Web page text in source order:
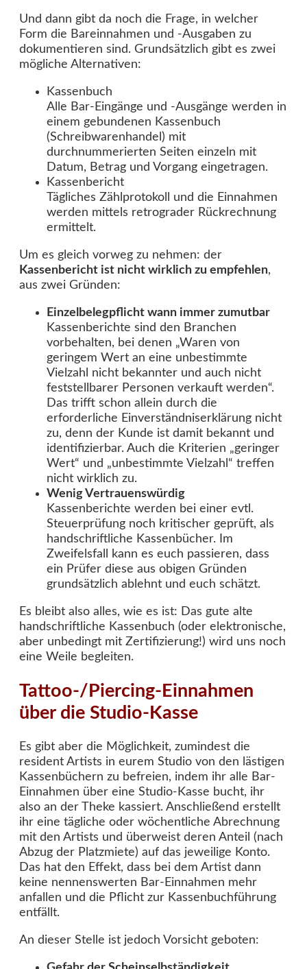
Und dann gibt da noch die Frage, in welcher
Form die Bareinnahmen und -Ausgaben zu
dokumentieren sind. Grundsätzlich gibt es zwei
mögliche Alternativen:
Kassenbuch
Alle Bar-Eingänge und -Ausgänge werden in
einem gebundenen Kassenbuch
(Schreibwarenhandel) mit
durchnummerierten Seiten einzeln mit
Datum, Betrag und Vorgang eingetragen.
Kassenbericht
Tägliches Zählprotokoll und die Einnahmen
werden mittels retrograder Rückrechnung
ermittelt.
Um es gleich vorweg zu nehmen: der
Kassenbericht ist nicht wirklich zu empfehlen,
aus zwei Gründen:
Einzelbelegpflicht wann immer zumutbar
Kassenberichte sind den Branchen
vorbehalten, bei denen „Waren von
geringem Wert an eine unbestimmte
Vielzahl nicht bekannter und auch nicht
feststellbarer Personen verkauft werden“.
Das trifft schon allein durch die
erforderliche Einverständniserklärung nicht
zu, denn der Kunde ist damit bekannt und
identifizierbar. Auch die Kriterien „geringer
Wert“ und „unbestimmte Vielzahl“ treffen
nicht wirklich zu.
Wenig Vertrauenswürdig
Kassenberichte werden bei einer evtl.
Steuerprüfung noch kritischer geprüft, als
handschriftliche Kassenbücher. Im
Zweifelsfall kann es euch passieren, dass
ein Prüfer diese aus obigen Gründen
grundsätzlich ablehnt und euch schätzt.
Es bleibt also alles, wie es ist: Das gute alte
handschriftliche Kassenbuch (oder elektronische,
aber unbedingt mit Zertifizierung!) wird uns noch
eine Weile begleiten.
Tattoo-/Piercing-Einnahmen
über die Studio-Kasse
Es gibt aber die Möglichkeit, zumindest die
resident Artists in eurem Studio von den lästigen
Kassenbüchern zu befreien, indem ihr alle Bar-
Einnahmen über eine Studio-Kasse bucht, ihr
also an der Theke kassiert. Anschließend erstellt
ihr eine tägliche oder wöchentliche Abrechnung
mit den Artists und überweist deren Anteil (nach
Abzug der Platzmiete) auf das jeweilige Konto.
Das hat den Effekt, dass bei dem Artist dann
keine nennenswerten Bar-Einnahmen mehr
anfallen und die Pflicht zur Kassenbuchführung
entfällt.
An dieser Stelle ist jedoch Vorsicht geboten: